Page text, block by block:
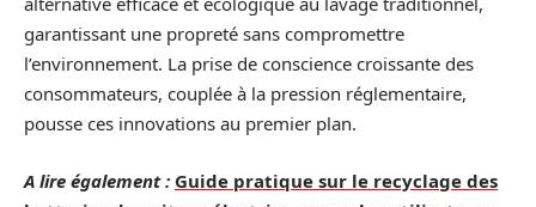
garantissant une propreté sans compromettre
l’environnement. La prise de conscience croissante des
consommateurs, couplée à la pression réglementaire,
pousse ces innovations au premier plan.
A lire également : Guide pratique sur le recyclage des